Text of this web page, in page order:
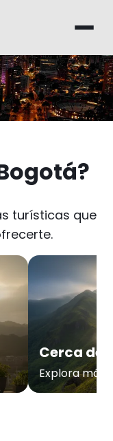
turísticas que
Cerca de
Explora más